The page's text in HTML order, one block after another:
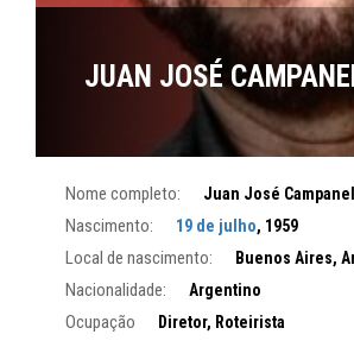
JUAN JOSÉ
Nome completo: Juan José
Nascimento: 19 de julho, 1959
Local de nascimento: Buenos Aires,
Nacionalidade: Argentino
Ocupação Diretor, Roteirista